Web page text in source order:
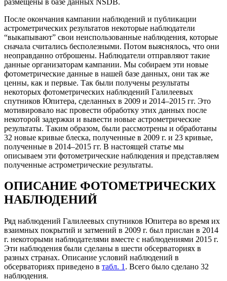
После окончания кампании наблюдений и публикации
астрометрических результатов некоторые наблюдатели
“выкапывают” свои неиспользованные наблюдения, которые
сначала считались бесполезными. Потом выяснялось, что они
неоправданно отброшены. Наблюдатели отправляют такие
данные организаторам кампании. Мы собираем эти новые
фотометрические данные в нашей базе данных, они так же
ценны, как и первые. Так были получены результаты
некоторых фотометрических наблюдений Галилеевых
спутников Юпитера, сделанных в 2009 и 2014–2015 гг. Это
мотивировало нас провести обработку этих данных после
некоторой задержки и вывести новые астрометрические
результаты. Таким образом, были рассмотрены и обработаны
32 новые кривые блеска, полученные в 2009 г. и 23 кривые,
полученные в 2014–2015 гг. В настоящей статье мы
описываем эти фотометрические наблюдения и представляем
полученные астрометрические результаты.
ОПИСАНИЕ ФОТОМЕТРИЧЕСКИХ
НАБЛЮДЕНИЙ
Ряд наблюдений Галилеевых спутников Юпитера во время их
взаимных покрытий и затмений в 2009 г. был прислан в 2014
г. некоторыми наблюдателями вместе с наблюдениями 2015 г.
Эти наблюдения были сделаны в шести обсерваториях в
разных странах. Описание условий наблюдений в
обсерваториях приведено в табл. 1 . Всего было сделано 32
наблюдения.